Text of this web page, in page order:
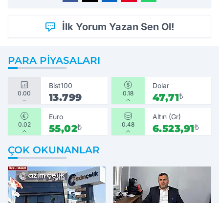
İlk Yorum Yazan Sen Ol!
PARA PIYASALARI
0.00
Bist100
13.799 0.18
Dolar
47,71₺
0.02
Euro
55,02₺ 0.48
Altın (Gr)
6.523,91₺
ÇOK OKUNANLAR